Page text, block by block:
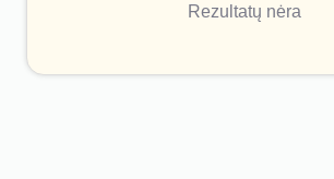
Rezultatų nėra